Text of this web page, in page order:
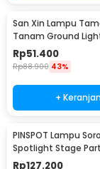
San Xin Lampu
Tanam Ground
Waterproof 3W
SX120
Rp51.400
Rp88.900 43%
+
PINSPOT Lampu
Spotlight Stage
Plug 240V 10W -
Rp127.200